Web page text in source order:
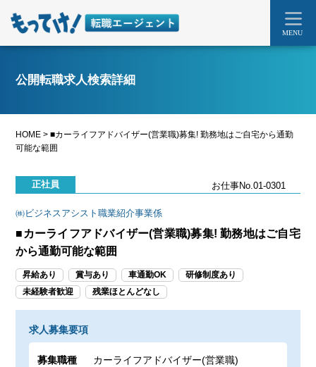
MENU
公開転職求人検索詳細
HOME >■カーライフアドバイザー(営業職)募集! 勤務地はご自宅から通勤
可能な範囲
正社員 お仕事No.01-0301
㈱ビジネスアシスト職業紹介事業係
■カーライフアドバイザー(営業職)募集! 勤務地はご自宅
から通勤可能な範囲
昇給あり 賞与あり 車通勤OK
研修制度あり
未経験者歓迎
残業ほとんどなし
求人募集要項
募集職種 カーライフアドバイザー(営業職)